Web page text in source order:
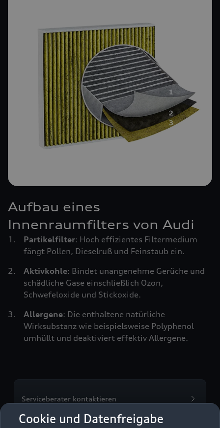
Cookie und Datenfreigabe
Aufbau eines
Innenraumfilters von Audi
Partikelfilter: Hoch effizientes Filtermedium
fängt Pollen, Dieselruß und Feinstaub ein.
Aktivkohle: Bindet unangenehme Gerüche und
schädliche Gase einschließlich Ozon,
Schwefeloxide und Stickoxide.
Allergene: Die enthaltene natürliche
Wirksubstanz wie beispielsweise Polyphenol
umhüllt und deaktiviert effektiv Allergene.
Serviceberater kontaktieren